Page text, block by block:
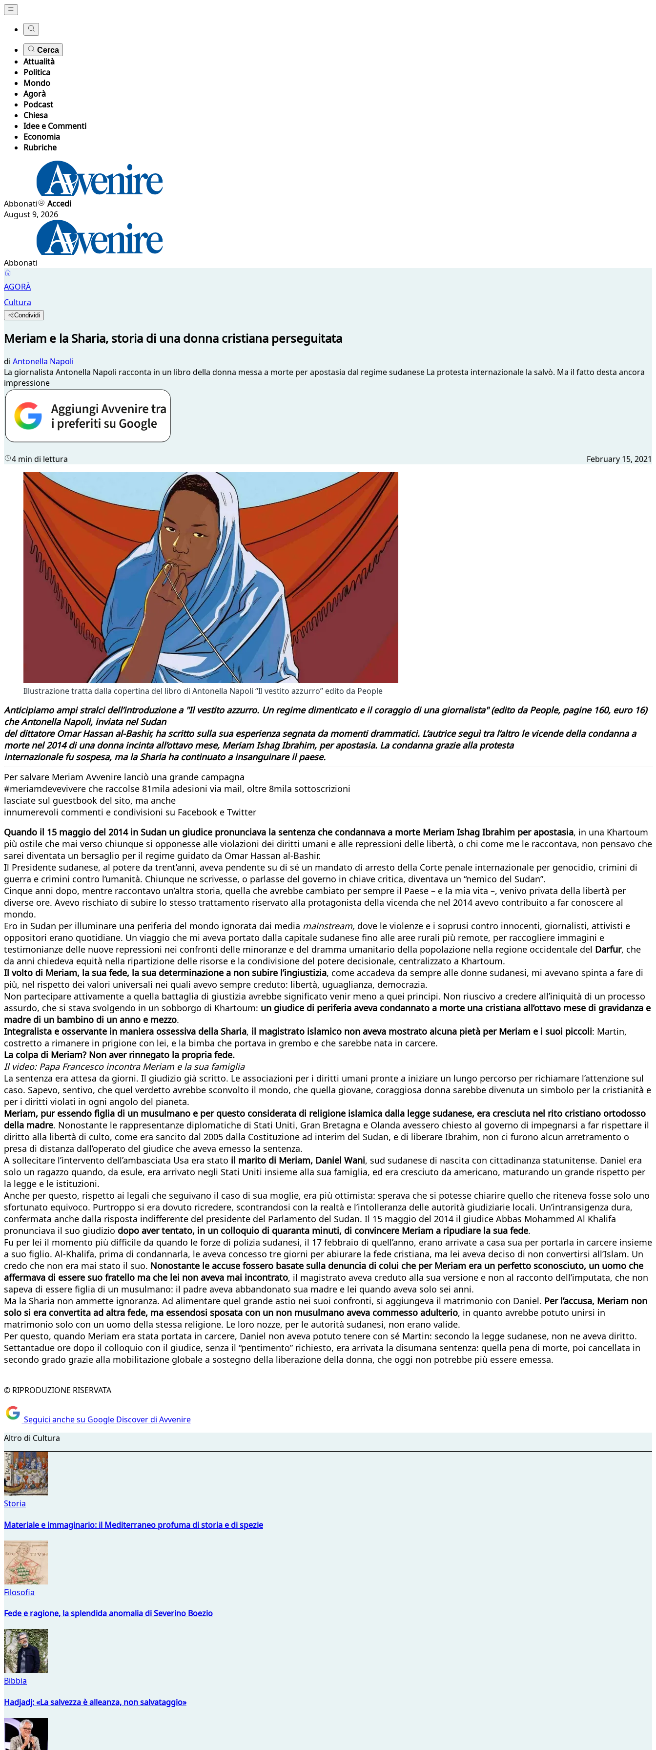
Cerca
Attualità
Politica
Mondo
Agorà
Podcast
Chiesa
Idee e Commenti
Economia
Rubriche
Abbonati
Accedi
August 9, 2026
Abbonati
AGORÀ
Cultura
Condividi
Meriam e la Sharia, storia di una donna cristiana perseguitata
di Antonella Napoli
La giornalista Antonella Napoli racconta in un libro della donna messa a morte per apostasia dal regime sudanese La protesta internazionale la salvò. Ma il fatto desta ancora
impressione
4 min di lettura February 15, 2021
Illustrazione tratta dalla copertina del libro di Antonella Napoli “Il vestito azzurro” edito da People
Anticipiamo ampi stralci dell’introduzione a "Il vestito azzurro. Un regime dimenticato e il coraggio di una giornalista"(edito da People, pagine 160, euro 16)
che Antonella Napoli, inviata nel Sudan
del dittatore Omar Hassan al-Bashir, ha scritto sulla sua esperienza segnata da momenti drammatici. L’autrice seguì tra l’altro le vicende della condanna a
morte nel 2014 di una donna incinta all’ottavo mese, Meriam Ishag Ibrahim, per apostasia. La condanna grazie alla protesta
internazionale fu sospesa, ma la Sharia ha continuato a insanguinare il paese.
Per salvare Meriam Avvenire lanciò una grande campagna
#meriamdevevivere che raccolse 81mila adesioni via mail, oltre 8mila sottoscrizioni
lasciate sul guestbook del sito, ma anche
innumerevoli commenti e condivisioni su Facebook e Twitter
Quando il 15 maggio del 2014 in Sudan un giudice pronunciava la sentenza che condannava a morte Meriam Ishag Ibrahim per apostasia, in una Khartoum
più ostile che mai verso chiunque si opponesse alle violazioni dei diritti umani e alle repressioni delle libertà, o chi come me le raccontava, non pensavo che
sarei diventata un bersaglio per il regime guidato da Omar Hassan al-Bashir.
Il Presidente sudanese, al potere da trent’anni, aveva pendente su di sé un mandato di arresto della Corte penale internazionale per genocidio, crimini di
guerra e crimini contro l’umanità. Chiunque ne scrivesse, o parlasse del governo in chiave critica, diventava un “nemico del Sudan”.
Cinque anni dopo, mentre raccontavo un’altra storia, quella che avrebbe cambiato per sempre il Paese – e la mia vita –, venivo privata della libertà per
diverse ore. Avevo rischiato di subire lo stesso trattamento riservato alla protagonista della vicenda che nel 2014 avevo contribuito a far conoscere al
mondo.
Ero in Sudan per illuminare una periferia del mondo ignorata dai media mainstream, dove le violenze e i soprusi contro innocenti, giornalisti, attivisti e
oppositori erano quotidiane. Un viaggio che mi aveva portato dalla capitale sudanese fino alle aree rurali più remote, per raccogliere immagini e
testimonianze delle nuove repressioni nei confronti delle minoranze e del dramma umanitario della popolazione nella regione occidentale del Darfur, che
da anni chiedeva equità nella ripartizione delle risorse e la condivisione del potere decisionale, centralizzato a Khartoum.
Il volto di Meriam, la sua fede, la sua determinazione a non subire l’ingiustizia, come accadeva da sempre alle donne sudanesi, mi avevano spinta a fare di
più, nel rispetto dei valori universali nei quali avevo sempre creduto: libertà, uguaglianza, democrazia.
Non partecipare attivamente a quella battaglia di giustizia avrebbe significato venir meno a quei principi. Non riuscivo a credere all’iniquità di un processo
assurdo, che si stava svolgendo in un sobborgo di Khartoum: un giudice di periferia aveva condannato a morte una cristiana all’ottavo mese di gravidanza e
madre di un bambino di un anno e mezzo.
Integralista e osservante in maniera ossessiva della Sharia, il magistrato islamico non aveva mostrato alcuna pietà per Meriam e i suoi piccoli: Martin,
costretto a rimanere in prigione con lei, e la bimba che portava in grembo e che sarebbe nata in carcere.
La colpa di Meriam? Non aver rinnegato la propria fede.
Il video: Papa Francesco incontra Meriam e la sua famiglia
La sentenza era attesa da giorni. Il giudizio già scritto. Le associazioni per i diritti umani pronte a iniziare un lungo percorso per richiamare l’attenzione sul
caso. Sapevo, sentivo, che quel verdetto avrebbe sconvolto il mondo, che quella giovane, coraggiosa donna sarebbe divenuta un simbolo per la cristianità e
per i diritti violati in ogni angolo del pianeta.
Meriam, pur essendo figlia di un musulmano e per questo considerata di religione islamica dalla legge sudanese, era cresciuta nel rito cristiano ortodosso
della madre. Nonostante le rappresentanze diplomatiche di Stati Uniti, Gran Bretagna e Olanda avessero chiesto al governo di impegnarsi a far rispettare il
diritto alla libertà di culto, come era sancito dal 2005 dalla Costituzione ad interim del Sudan, e di liberare Ibrahim, non ci furono alcun arretramento o
presa di distanza dall’operato del giudice che aveva emesso la sentenza.
A sollecitare l’intervento dell’ambasciata Usa era stato il marito di Meriam, Daniel Wani, sud sudanese di nascita con cittadinanza statunitense. Daniel era
solo un ragazzo quando, da esule, era arrivato negli Stati Uniti insieme alla sua famiglia, ed era cresciuto da americano, maturando un grande rispetto per
la legge e le istituzioni.
Anche per questo, rispetto ai legali che seguivano il caso di sua moglie, era più ottimista: sperava che si potesse chiarire quello che riteneva fosse solo uno
sfortunato equivoco. Purtroppo si era dovuto ricredere, scontrandosi con la realtà e l’intolleranza delle autorità giudiziarie locali. Un’intransigenza dura,
confermata anche dalla risposta indifferente del presidente del Parlamento del Sudan. Il 15 maggio del 2014 il giudice Abbas Mohammed Al Khalifa
pronunciava il suo giudizio dopo aver tentato, in un colloquio di quaranta minuti, di convincere Meriam a ripudiare la sua fede.
Fu per lei il momento più difficile da quando le forze di polizia sudanesi, il 17 febbraio di quell’anno, erano arrivate a casa sua per portarla in carcere insieme
a suo figlio. Al-Khalifa, prima di condannarla, le aveva concesso tre giorni per abiurare la fede cristiana, ma lei aveva deciso di non convertirsi all’Islam. Un
credo che non era mai stato il suo. Nonostante le accuse fossero basate sulla denuncia di colui che per Meriam era un perfetto sconosciuto, un uomo che
affermava di essere suo fratello ma che lei non aveva mai incontrato, il magistrato aveva creduto alla sua versione e non al racconto dell’imputata, che non
sapeva di essere figlia di un musulmano: il padre aveva abbandonato sua madre e lei quando aveva solo sei anni.
Ma la Sharia non ammette ignoranza. Ad alimentare quel grande astio nei suoi confronti, si aggiungeva il matrimonio con Daniel. Per l’accusa, Meriam non
solo si era convertita ad altra fede, ma essendosi sposata con un non musulmano aveva commesso adulterio, in quanto avrebbe potuto unirsi in
matrimonio solo con un uomo della stessa religione. Le loro nozze, per le autorità sudanesi, non erano valide.
Per questo, quando Meriam era stata portata in carcere, Daniel non aveva potuto tenere con sé Martin: secondo la legge sudanese, non ne aveva diritto.
Settantadue ore dopo il colloquio con il giudice, senza il “pentimento” richiesto, era arrivata la disumana sentenza: quella pena di morte, poi cancellata in
secondo grado grazie alla mobilitazione globale a sostegno della liberazione della donna, che oggi non potrebbe più essere emessa.
© RIPRODUZIONE RISERVATA
Seguici anche su Google Discover di Avvenire
Altro di Cultura
Storia
Materiale e immaginario: il Mediterraneo profuma di storia e di spezie
Filosofia
Fede e ragione, la splendida anomalia di Severino Boezio
Bibbia
Hadjadj: «La salvezza è alleanza, non salvataggio»